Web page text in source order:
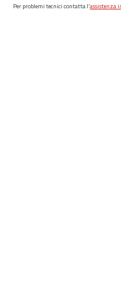
Per problemi tecnici contatta l’assistenza